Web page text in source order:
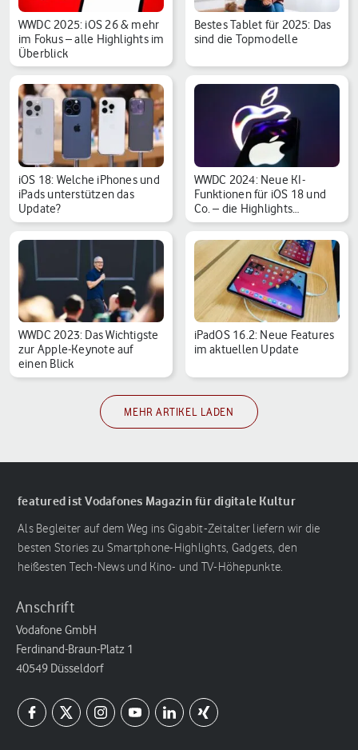
WWDC 2025: iOS 26 & mehr
im Fokus – alle Highlights im
Überblick
Bestes Tablet für 2025: Das
sind die Topmodelle
iOS 18: Welche iPhones und
iPads unterstützen das
Update?
WWDC 2024: Neue KI-
Funktionen für iOS 18 und
Co. – die Highlights…
WWDC 2023: Das Wichtigste
zur Apple-Keynote auf
einen Blick
iPadOS 16.2: Neue Features
im aktuellen Update
MEHR ARTIKEL LADEN
featured ist Vodafones Magazin für digitale Kultur
Als Begleiter auf dem Weg ins Gigabit-Zeitalter liefern wir die
besten Stories zu Smartphone-Highlights, Gadgets, den
heißesten Tech-News und Kino- und TV-Höhepunkte.
Anschrift
Vodafone GmbH
Ferdinand-Braun-Platz 1
40549 Düsseldorf